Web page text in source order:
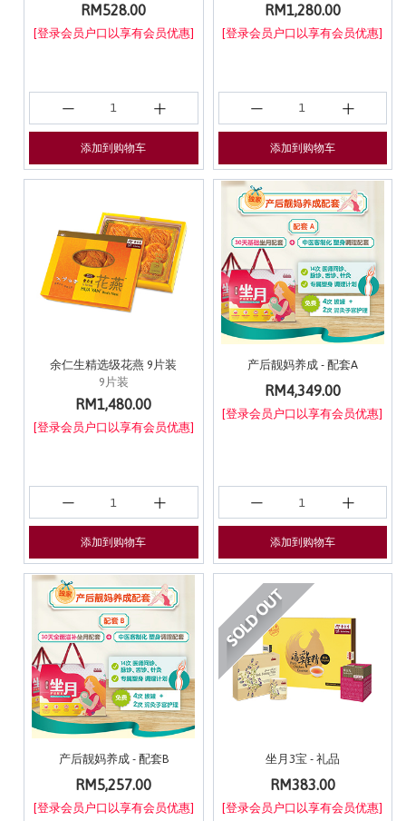
RM528.00
[登录会员户口以享有会员优惠]
添加到购物车
RM1,280.00
[登录会员户口以享有会员优惠]
添加到购物车
余仁生精选级花燕 9片装
9片装
RM1,480.00
[登录会员户口以享有会员优惠]
添加到购物车
产后靓妈养成 - 配套A
RM4,349.00
[登录会员户口以享有会员优惠]
添加到购物车
产后靓妈养成 - 配套B
RM5,257.00
[登录会员户口以享有会员优惠]
坐月3宝 - 礼品
RM383.00
[登录会员户口以享有会员优惠]